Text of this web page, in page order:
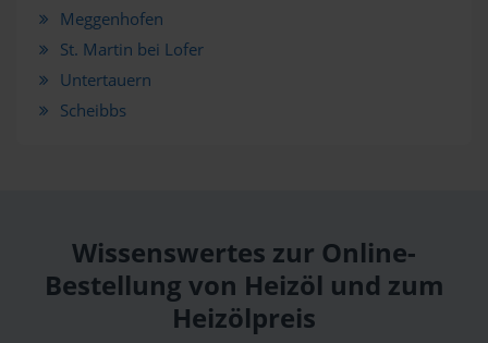
Meggenhofen
St. Martin bei Lofer
Untertauern
Scheibbs
Wissenswertes zur Online-
Bestellung von Heizöl und zum
Heizölpreis